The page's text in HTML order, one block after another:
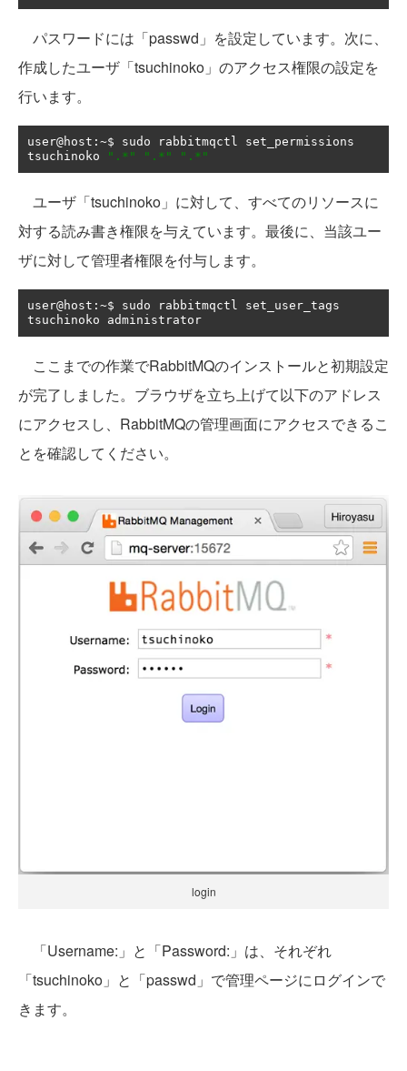
パスワードには「passwd」を設定しています。次に、
作成したユーザ「tsuchinoko」のアクセス権限の設定を
行います。
user@host :~$ sudo rabbitmqctl set_permissions
tsuchinoko
".*" ".*" ".*"
ユーザ「tsuchinoko」に対して、すべてのリソースに
対する読み書き権限を与えています。最後に、当該ユー
ザに対して管理者権限を付与します。
user@host :~$ sudo rabbitmqctl set_user_tags
tsuchinoko administrator
ここまでの作業でRabbitMQのインストールと初期設定
が完了しました。ブラウザを立ち上げて以下のアドレス
にアクセスし、RabbitMQの管理画面にアクセスできるこ
とを確認してください。
login
「Username:」と「Password:」は、それぞれ
「tsuchinoko」と「passwd」で管理ページにログインで
きます。